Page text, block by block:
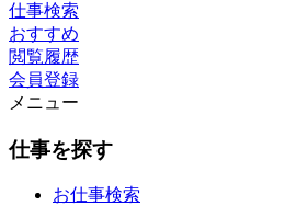
仕事検索
おすすめ
閲覧履歴
会員登録
メニュー
仕事を探す
お仕事検索